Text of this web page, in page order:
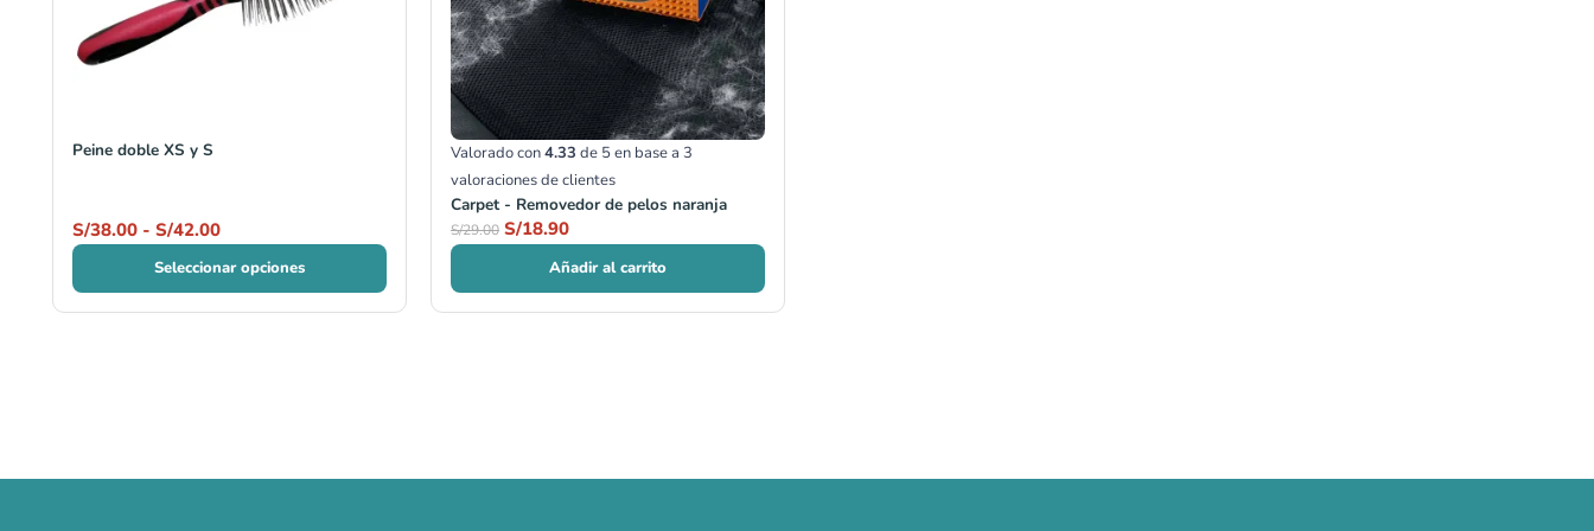
Peine doble XS y S
S/38.00 - S/42.00
Seleccionar opciones
Valorado con4.33 de 5 en base a 3
valoraciones de clientes
Carpet - Removedor de pelos naranja
S/29.00 S/18.90
Añadir al carrito